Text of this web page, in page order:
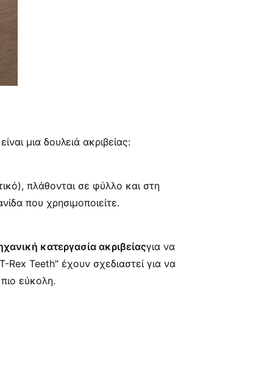
μια δουλειά ακριβείας:
πλάθονται σε φύλλο και στη
που χρησιμοποιείτε.
κατεργασία ακριβείαςγια να
Rex Teeth" έχουν σχεδιαστεί για να
εύκολη.